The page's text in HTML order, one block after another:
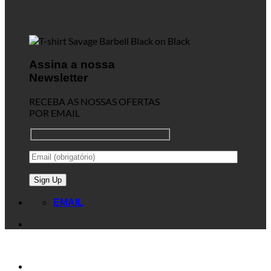
Assina a nossa
Newsletter
RECEBA AS NOSSAS OFERTAS
POR EMAIL
EMAIL